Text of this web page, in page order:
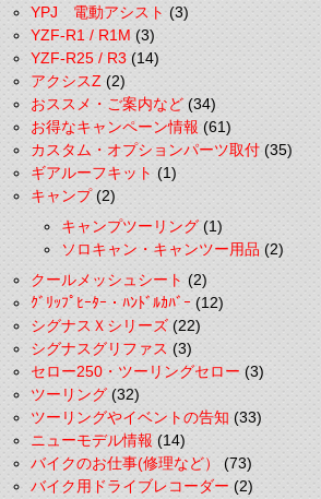
YPJ 電動アシスト(3)
YZF-R1 / R1M(3)
YZF-R25 / R3(14)
アクシスZ(2)
おススメ・ご案内など(34)
お得なキャンペーン情報(61)
カスタム・オプションパーツ取付(35)
ギアルーフキット(1)
キャンプ(2)
キャンプツーリング(1)
ソロキャン・キャンツー用品(2)
クールメッシュシート(2)
ｸﾞﾘｯﾌﾟﾋｰﾀｰ・ﾊﾝﾄﾞﾙｶﾊﾞｰ(12)
シグナスＸシリーズ(22)
シグナスグリファス(3)
セロー250・ツーリングセロー(3)
ツーリング(32)
ツーリングやイベントの告知(33)
ニューモデル情報(14)
バイクのお仕事(修理など）(73)
バイク用ドライブレコーダー(2)